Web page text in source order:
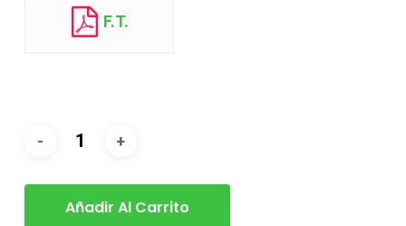
F.T.
Añadir Al Carrito